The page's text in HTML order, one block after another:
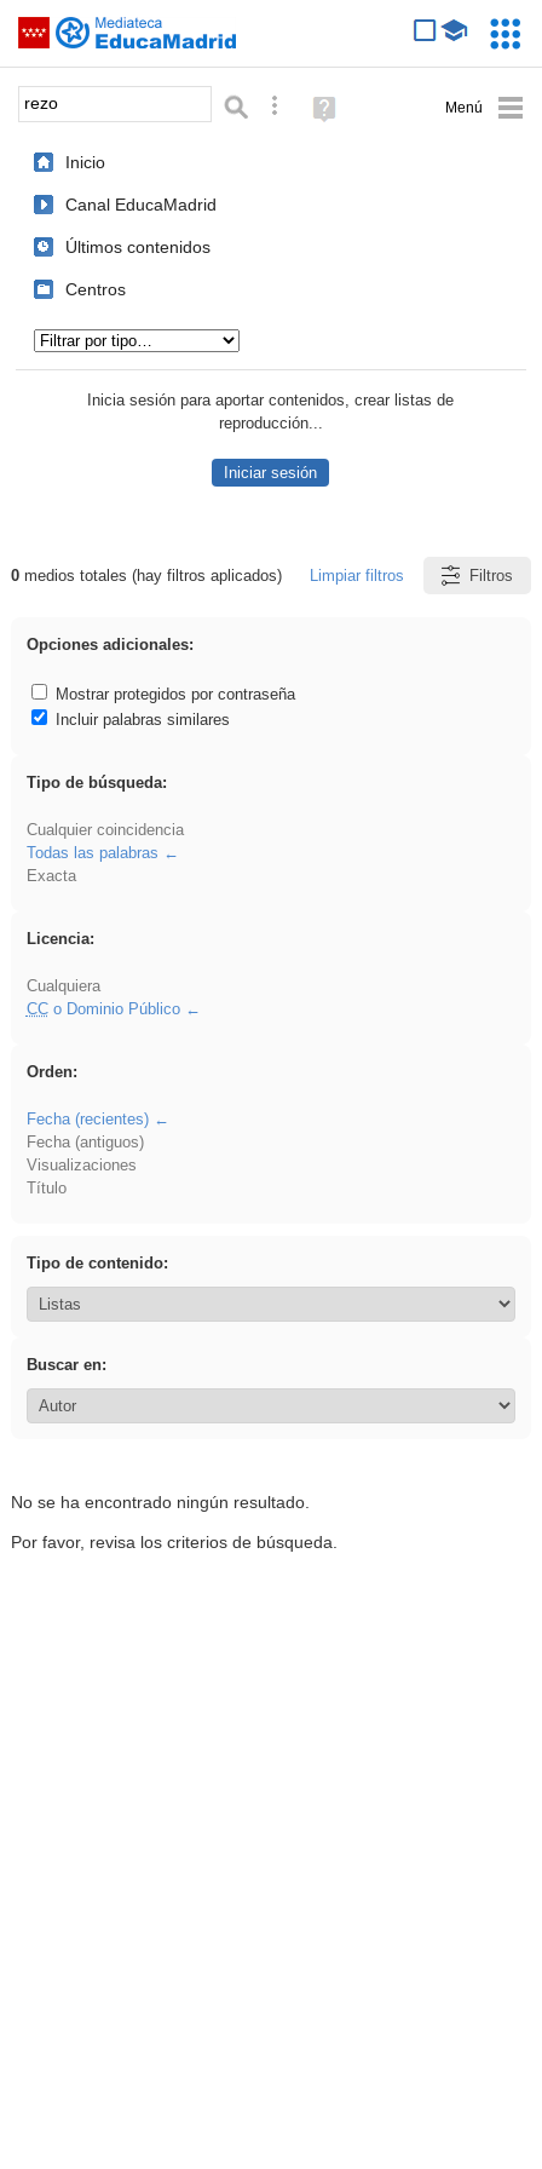
Saltar navegación
Palabra o frase: Búsqueda avanzada
Ayuda
(en
Inicio
Canal EducaMadrid
Últimos contenidos
Centros
Inicia sesión para aportar contenidos, crear listas de
reproducción...
Iniciar sesión
Resultados de: rezo
0medios totales (hay filtros aplicados) Limpiar filtros Filtros
Opciones adicionales:
Mostrar protegidos por contraseña
Incluir palabras similares
Tipo de búsqueda:
Cualquier coincidencia
Todas las palabras
Exacta
Licencia:
Cualquiera
CCo Dominio Público
Orden:
Fecha (recientes)
Fecha (antiguos)
Visualizaciones
Título
Tipo de contenido:
Buscar en:
No se ha encontrado ningún resultado.
Por favor, revisa los criterios de búsqueda.